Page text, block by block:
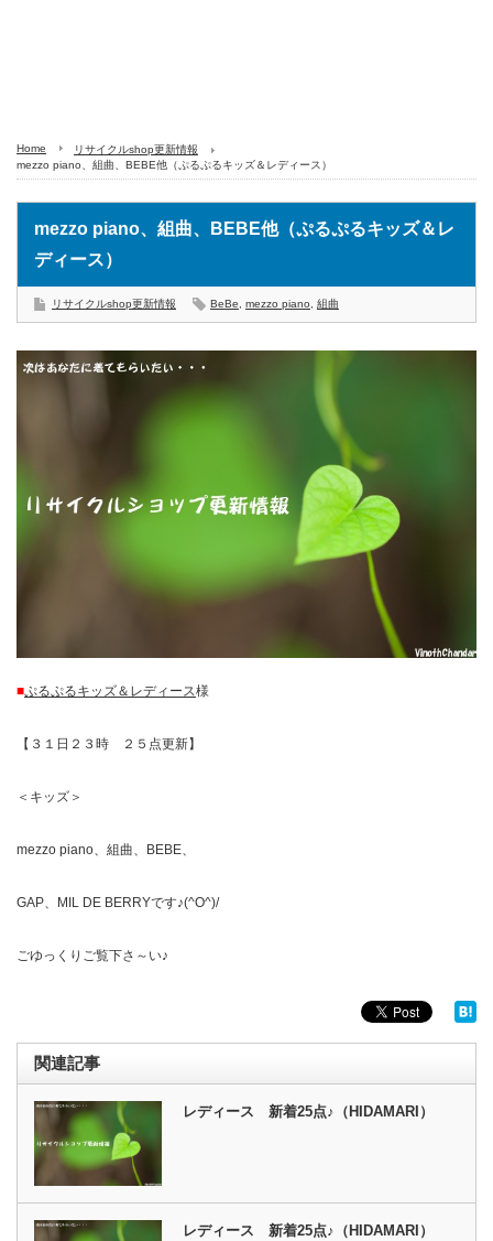
Home
リサイクルshop更新情報
mezzo piano、組曲、BEBE他（ぷるぷるキッズ＆レディース）
mezzo piano、組曲、BEBE他（ぷるぷるキッズ＆レ
ディース）
リサイクルshop更新情報 BeBe mezzo piano 組曲
■ぷるぷるキッズ＆レディース様
【３１日２３時 ２５点更新】
＜キッズ＞
mezzo piano、組曲、BEBE、
GAP、MIL DE BERRYです♪(^O^)/
ごゆっくりご覧下さ～い♪
関連記事
レディース 新着25点♪（HIDAMARI）
レディース 新着25点♪（HIDAMARI）